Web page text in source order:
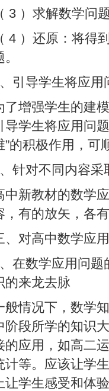
（ 3 ）求解数学问
（ 4 ）还原：将得
引导学生将应用
了增强学生的建
导学生将应用问
”的积极作用，可
针对不同内容采
中新教材的数学
，有的放矢，各
、对高中数学应
在数学应用问
的来龙去脉
般情况下，数学
阶段所学的知识
的应用，如高二
计等。应该让学
让学生感受和体